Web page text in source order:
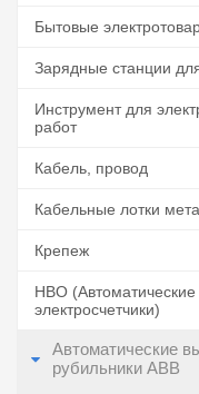
Бытовые
Зарядные станции
Инструмент для
работ
Кабель, провод
Кабельные лотки
Крепеж
НВО
электросчетчики)
Автоматические
рубильники ABB